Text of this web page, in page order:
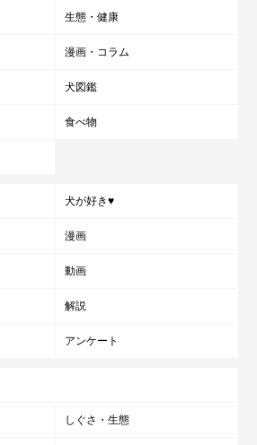
生態・健康
漫画・コラム
犬図鑑
食べ物
犬が好き♥
漫画
動画
解説
アンケート
しぐさ・生態